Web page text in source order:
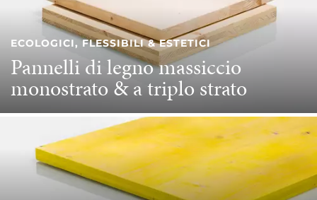
ECOLOGICI, FLESSIBILI & ESTETICI
Pannelli di legno massiccio
monostrato & a triplo strato